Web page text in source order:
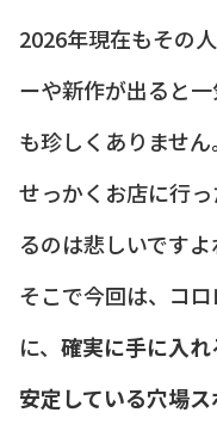
2026年現在もその
ーや新作が出ると
も珍しくありません。
せっかくお店に行
るのは悲しいですよ
そこで今回は、コ
に、 確実に手に入
安定している穴場ス